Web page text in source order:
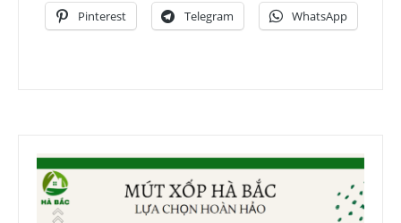
Pinterest Telegram WhatsApp